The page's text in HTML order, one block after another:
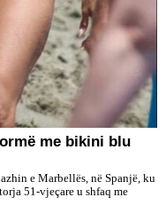
me bikini blu
e Marbellës, në Spanjë, ku
51-vjeçare u shfaq me